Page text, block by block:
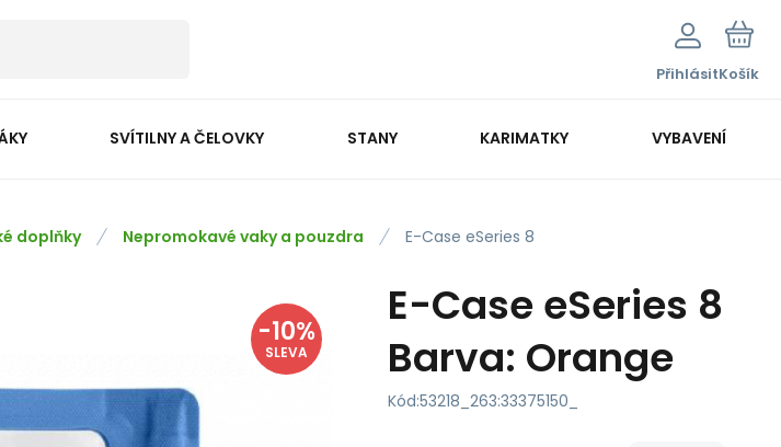
PřihlásitKošík
SVÍTILNY A ČELOVKY STANY KARIMATKY VYBAVENÍ
doplňky Nepromokavé vaky a pouzdra E-Case eSeries 8
-10%
SLEVA
E-Case eSeries 8
Barva: Orange
Kód:53218_263:33375150_